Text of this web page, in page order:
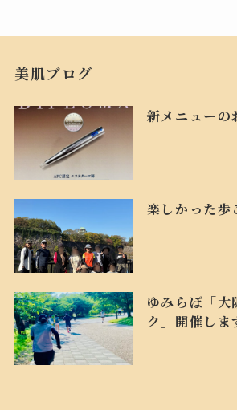
美肌ブログ
新メニューの
楽しかった歩
ゆみらぼ「大
ク」開催しま